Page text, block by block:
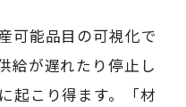
可能品目の可視化で
給が遅れたり停止し
起こり得ます。「材